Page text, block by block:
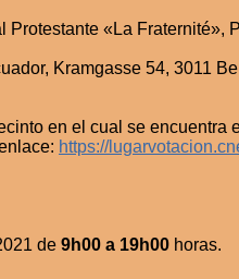
Protestante «La Fraternité»,
Kramgasse 54, 3011
en el cual se
https://
de 9h00 a 19h00 horas.